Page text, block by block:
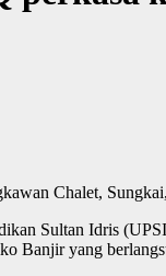
Sultan Idris
Banjir yang